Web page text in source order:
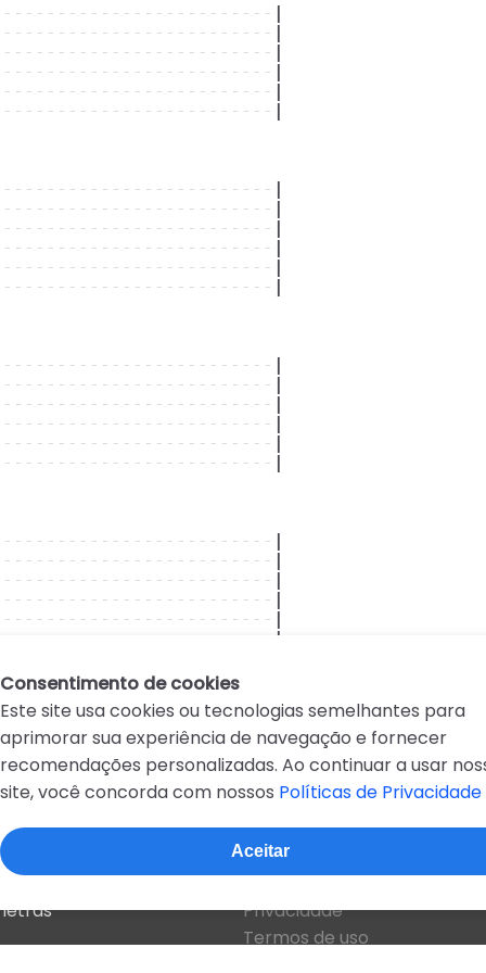
|
D E F G H I J K L M N O P Q R
letras
Sobre o site
Privacidade
Termos de uso
Consentimento de cookies
Este site usa cookies ou tecnologias semelhantes para
aprimorar sua experiência de navegação e fornecer
recomendações personalizadas. Ao continuar a usar
site, você concorda com nossos Políticas de Privacidade
Aceitar